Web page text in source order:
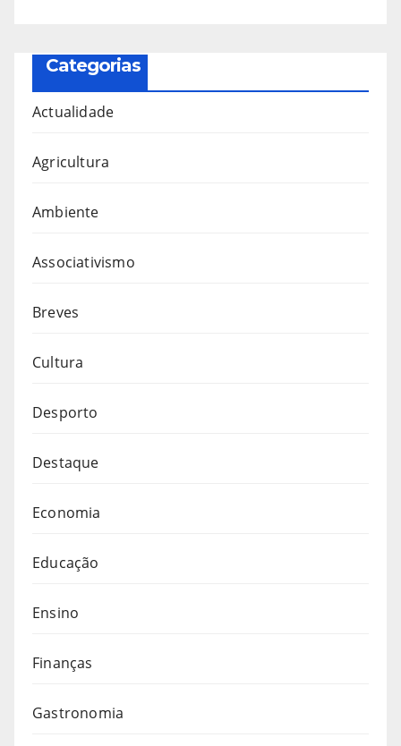
Categorias
Actualidade
Agricultura
Ambiente
Associativismo
Breves
Cultura
Desporto
Destaque
Economia
Educação
Ensino
Finanças
Gastronomia